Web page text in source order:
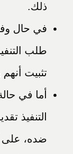
ذلك.
في حال
طلب
تثبيت
أما في
التنفيذ
ضده، على